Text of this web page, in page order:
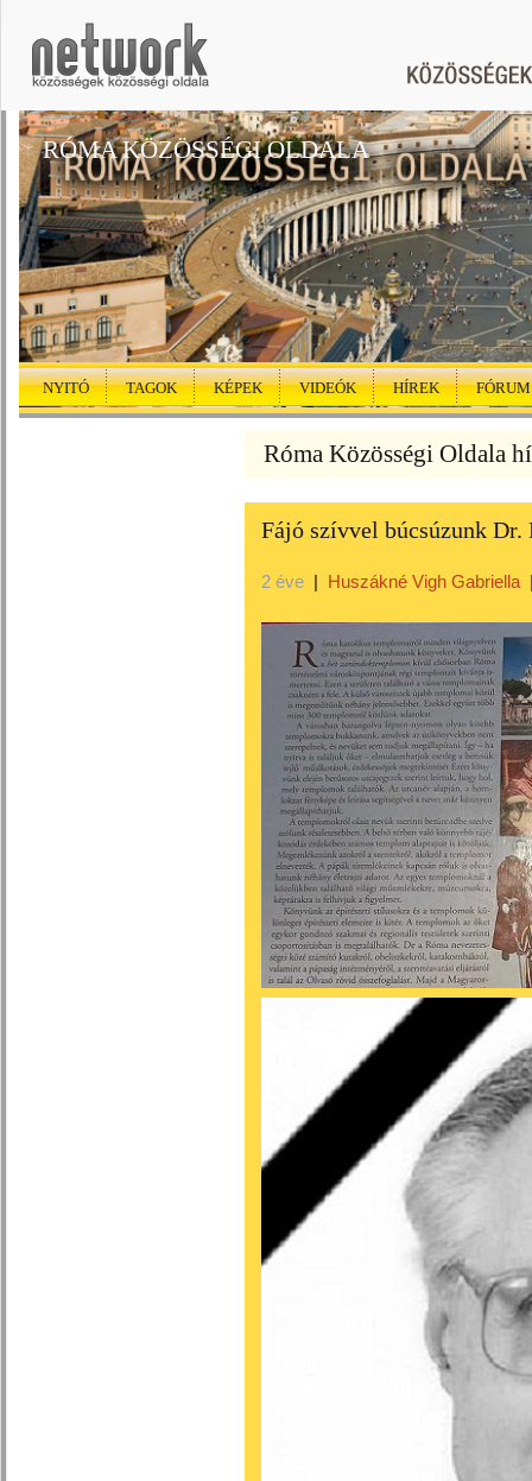
RÓMA KÖZÖSSÉGI OLDALA
NYITÓ TAGOK KÉPEK VIDEÓK HÍREK FÓRUM
Róma Közösségi Oldala
Fájó szívvel búcsúzunk
2 éve | Huszákné Vigh Gabriella